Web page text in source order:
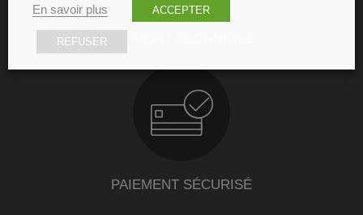
PAIEMENT SÉCURISÉ
En savoir plus
ACCEPTER
REFUSER